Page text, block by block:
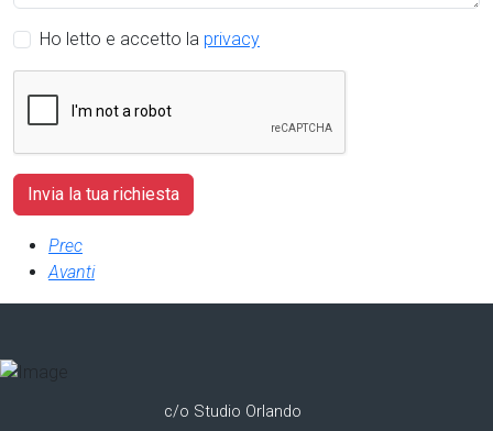
Ho letto e accetto la privacy
Prec
Avanti
c/o Studio Orlando